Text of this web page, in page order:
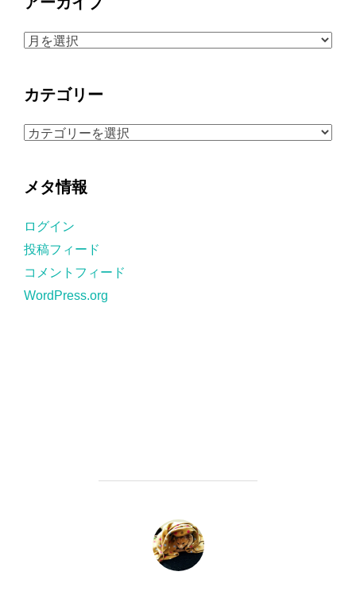
ア
ブ
カテゴリー
カ
ー
メタ情報
ログイン
投稿フィード
コメントフィード
WordPress.org
投稿者